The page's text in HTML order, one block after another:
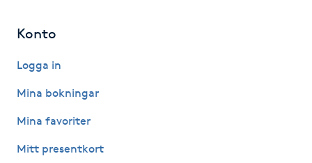
Hollywood Peel
Hot Stone Massage
Konto
Logga in
Mina bokningar
Mina favoriter
Mitt presentkort